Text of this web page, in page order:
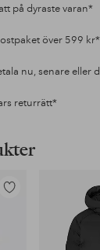
på dyraste varan*
över 599 kr*
nu, senare eller
returrätt*
Lägg